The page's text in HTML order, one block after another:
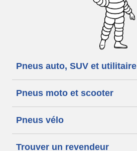
Pneus auto, SUV et utilitaire
Pneus moto et scooter
Pneus vélo
Trouver un revendeur